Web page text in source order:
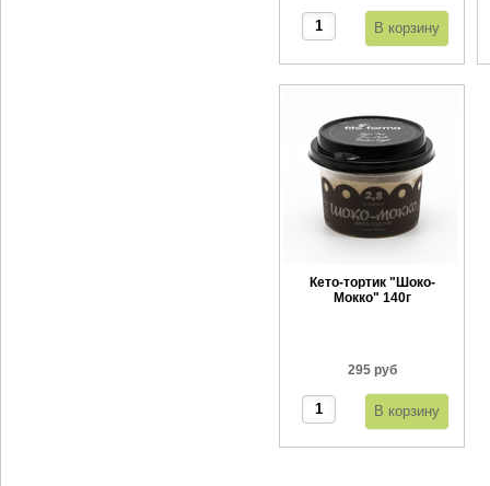
Кето-тортик "Шоко-
Мокко" 140г
295 руб